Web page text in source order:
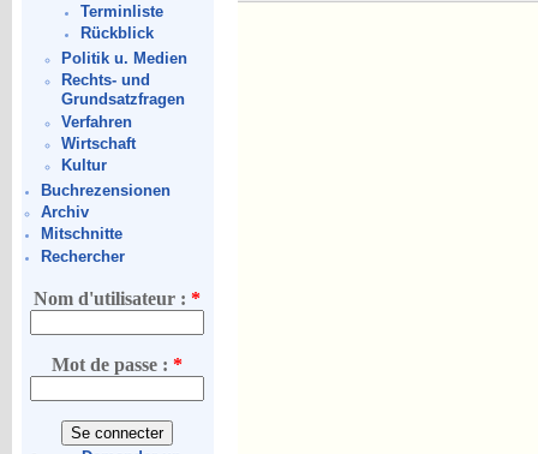
Terminliste
Rückblick
Politik u. Medien
Rechts- und
Grundsatzfragen
Verfahren
Wirtschaft
Kultur
Buchrezensionen
Archiv
Mitschnitte
Rechercher
Nom d'utilisateur :*
Mot de passe :*